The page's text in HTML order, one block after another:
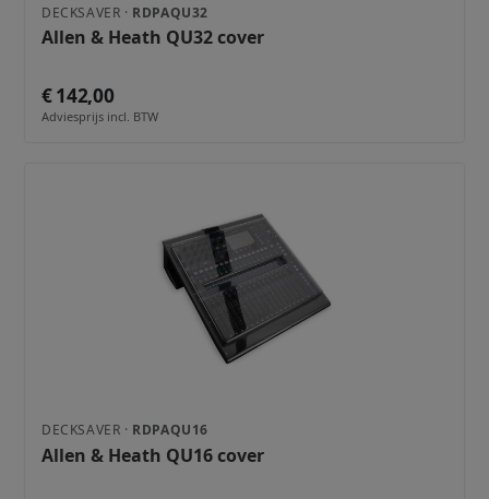
DECKSAVER · RDPAQU32
Allen & Heath QU32 cover
€ 142,00
Adviesprijs incl. BTW
DECKSAVER · RDPAQU16
Allen & Heath QU16 cover